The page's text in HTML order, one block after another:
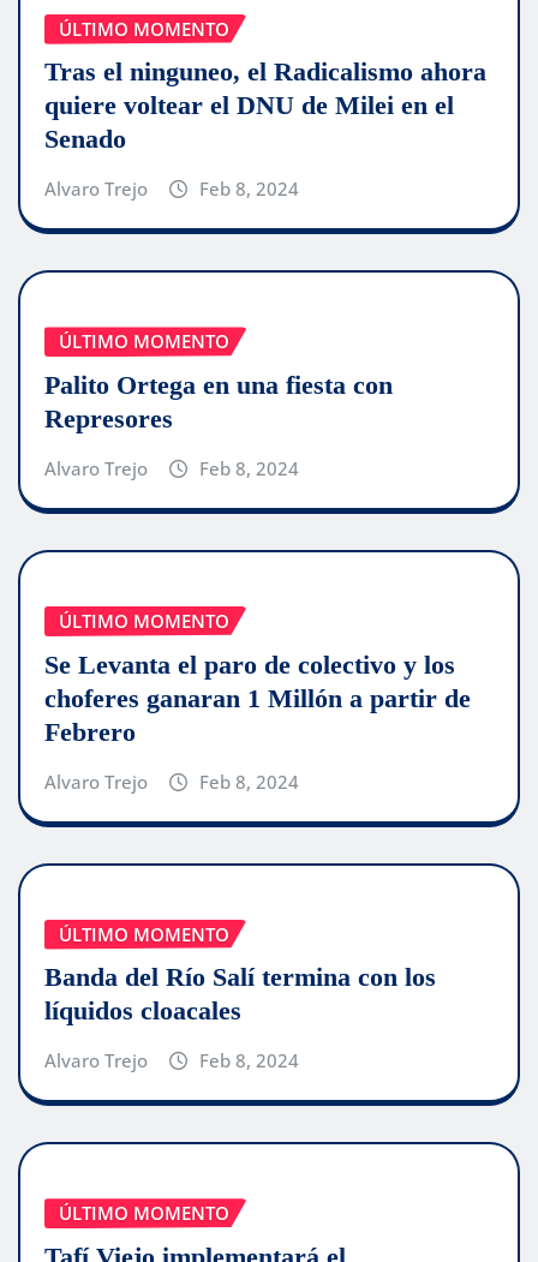
ÚLTIMO MOMENTO
Tras el ninguneo, el Radicalismo ahora
quiere voltear el DNU de Milei en el
Senado
Alvaro Trejo Feb 8, 2024
ÚLTIMO MOMENTO
Palito Ortega en una fiesta con
Represores
Alvaro Trejo Feb 8, 2024
ÚLTIMO MOMENTO
Se Levanta el paro de colectivo y los
choferes ganaran 1 Millón a partir de
Febrero
Alvaro Trejo Feb 8, 2024
ÚLTIMO MOMENTO
Banda del Río Salí termina con los
líquidos cloacales
Alvaro Trejo Feb 8, 2024
ÚLTIMO MOMENTO